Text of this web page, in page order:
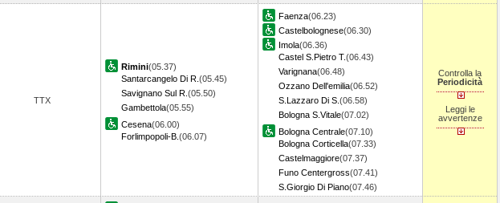
TTX
Rimini(05.37)
Santarcangelo Di R. (05.45)
Savignano Sul R. (05.50)
Gambettola(05.55)
Cesena(06.00)
Forlimpopoli-B. (06.07)
Faenza(06.23)
Castelbolognese(06.30)
Imola(06.36)
Castel S.Pietro T.(06.43)
Varignana(06.48)
Ozzano Dell'emilia(06.52)
S.Lazzaro Di S. (06.58)
Bologna S.Vitale(07.02)
Bologna Centrale(07.10)
Bologna Corticella(07.33)
Castelmaggiore(07.37)
Funo Centergross(07.41)
S.Giorgio Di Piano(07.46)
Controlla la
Periodicità
Leggi le
avvertenze